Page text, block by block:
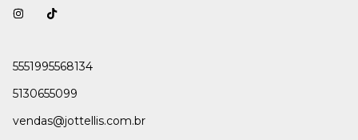
5551995568134
5130655099
vendas@jottellis.com.br